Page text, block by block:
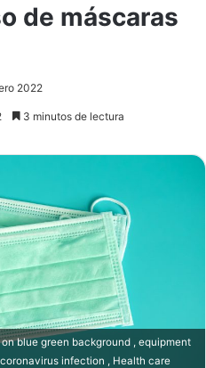
de máscaras
2022
3 minutos de lectura
blue green background , equipment
infection , Health care